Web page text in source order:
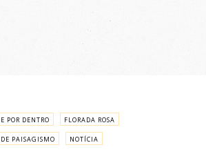
POR DENTRO FLORADA ROSA
PAISAGISMO NOTÍCIA